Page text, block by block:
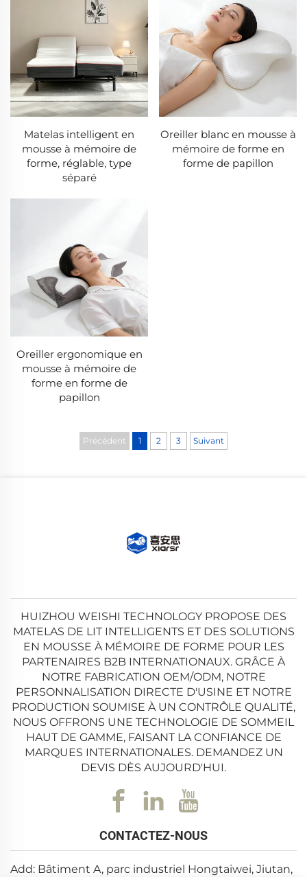
Matelas intelligent en
mousse à mémoire de
forme, réglable, type
séparé
Oreiller blanc en mousse à
mémoire de forme en
forme de papillon
Oreiller ergonomique en
mousse à mémoire de
forme en forme de
papillon
Précédent 1 2 3 Suivant
HUIZHOU WEISHI TECHNOLOGY PROPOSE DES
MATELAS DE LIT INTELLIGENTS ET DES SOLUTIONS
EN MOUSSE À MÉMOIRE DE FORME POUR LES
PARTENAIRES B2B INTERNATIONAUX. GRÂCE À
NOTRE FABRICATION OEM/ODM, NOTRE
PERSONNALISATION DIRECTE D'USINE ET NOTRE
PRODUCTION SOUMISE À UN CONTRÔLE QUALITÉ,
NOUS OFFRONS UNE TECHNOLOGIE DE SOMMEIL
HAUT DE GAMME, FAISANT LA CONFIANCE DE
MARQUES INTERNATIONALES. DEMANDEZ UN
DEVIS DÈS AUJOURD'HUI.
CONTACTEZ-NOUS
Add: Bâtiment A, parc industriel Hongtaiwei, Jiutan,